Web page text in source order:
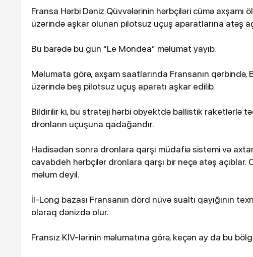
Fransa Hərbi Dəniz Qüvvələrinin hərbçiləri cümə axşamı
üzərində aşkar olunan pilotsuz uçuş aparatlarına atəş
Bu barədə bu gün “Le Mondea” məlumat yayıb.
Məlumata görə, axşam saatlarında Fransanın
üzərində beş pilotsuz uçuş aparatı aşkar edilib.
Bildirilir ki, bu strateji hərbi obyektdə ballistik raketlərlə
dronların uçuşuna qadağandır.
Hadisədən sonra dronlara qarşı müdafiə sistemi və
cavabdeh hərbçilər dronlara qarşı bir neçə atəş açıblar.
məlum deyil.
İl-Long bazası Fransanın dörd nüvə sualtı qayığının
olaraq dənizdə olur.
Fransız KİV-lərinin məlumatına görə, keçən ay da bu
16-07-2026, 10:09
zəhərləndi